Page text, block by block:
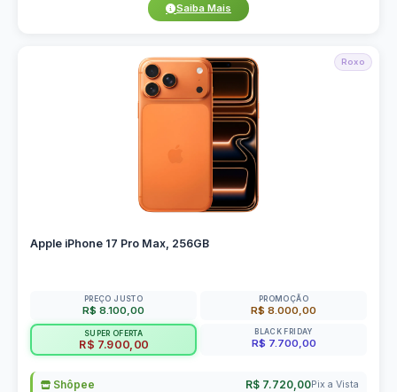
Saiba Mais
Roxo
Apple iPhone 17 Pro Max, 256GB
PREÇO JUSTO
R$ 8.100,00
PROMOÇÃO
R$ 8.000,00
SUPER OFERTA
R$ 7.900,00
BLACK FRIDAY
R$ 7.700,00
Shôpee R$ 7.720,00Pix a Vista